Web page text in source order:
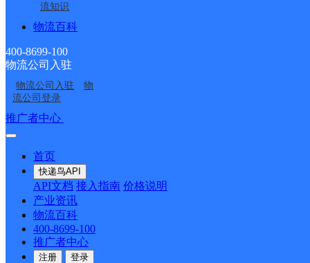
流知识
物流百科
400-8699-100
物流公司入驻
物流公司入驻
物
流公司登录
推广者中心
首页
快递鸟API
API文档 接入指南 价格说明
产业资讯
物流百科
400-8699-100
推广者中心
注册 登录
香格里拉市金江镇合作
点ID16906
香格里拉市建塘镇合作
点ID16904
香格里拉市格咱乡合作
点ID17045
香格里拉市上江乡合作
点ID16907
香格里拉市东旺乡合作
接口API
API接口 DEMO下载
关于我们
公司介绍 企业动态
合作伙伴 快递鸟接口服务协议
户隐私政策